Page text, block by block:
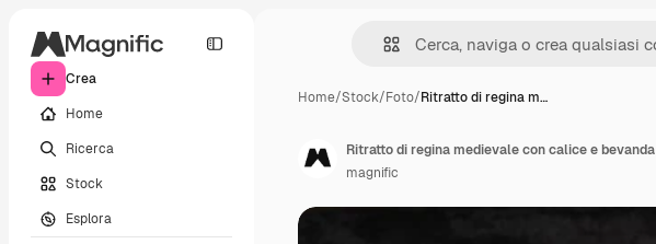
Crea
Home
Ricerca
Stock
Esplora
Home/Stock/Foto/Ritratto di regina m…
Ritratto di regina medievale con calice e bevanda
magnific